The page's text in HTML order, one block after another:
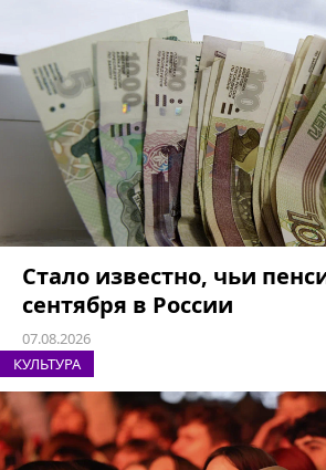
Стало известно, чьи
сентября в России
07.08.2026
КУЛЬТУРА